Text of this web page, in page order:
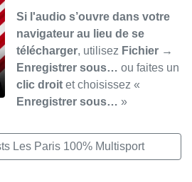
Si l'audio s’ouvre dans votre
navigateur au lieu de se
télécharger, utilisez Fichier →
Enregistrer sous… ou faites un
clic droit et choisissez «
Enregistrer sous… »
Les Paris 100% Multisport